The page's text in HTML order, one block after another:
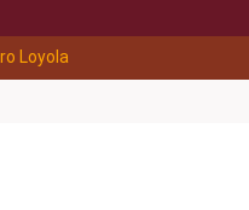
Loyola